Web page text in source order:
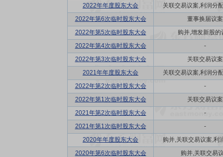
2022年年度股东大会
关联交易议案,利润分
2022年第6次临时股东大会
董事换届议案
2022年第5次临时股东大会
购并,增发新股的
2022年第4次临时股东大会
-
2022年第3次临时股东大会
关联交易议案
2021年年度股东大会
关联交易议案,利润分
2022年第2次临时股东大会
-
2022年第1次临时股东大会
关联交易议案
2021年第2次临时股东大会
-
2021年第1次临时股东大会
-
2020年年度股东大会
购并,关联交易议案,利
2020年第6次临时股东大会
购并,关联交易